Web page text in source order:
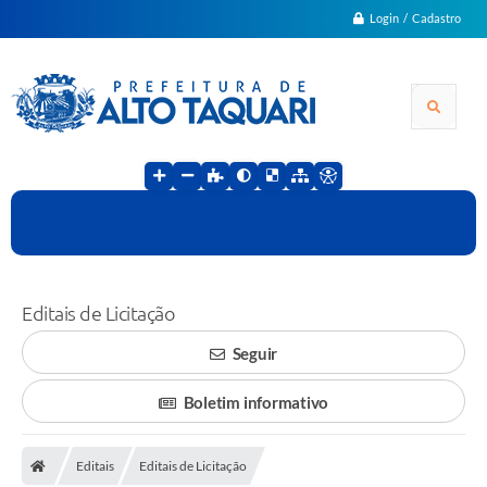
Login / Cadastro
Editais de Licitação
Seguir
Boletim informativo
Editais Editais de Licitação